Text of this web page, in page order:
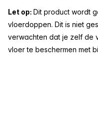
Let op: Dit product wordt
vloerdoppen. Dit is niet
verwachten dat je zelf de
vloer te beschermen met